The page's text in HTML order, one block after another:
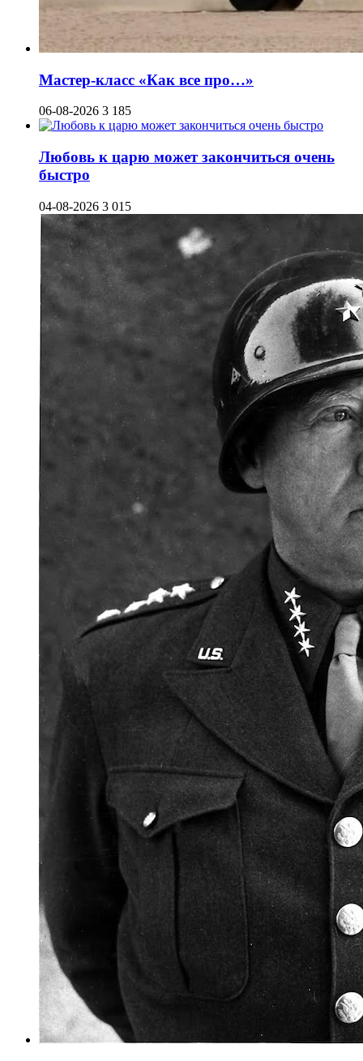
Мастер-класс «Как все про…»
06-08-2026 3 185
Любовь к царю может закончиться очень
быстро
04-08-2026 3 015